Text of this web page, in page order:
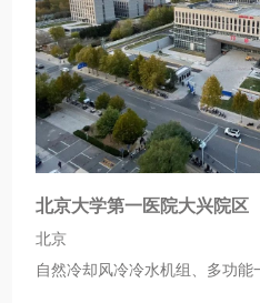
北京大学第一医院大兴院区
北京
自然冷却风冷冷水机组、多功能